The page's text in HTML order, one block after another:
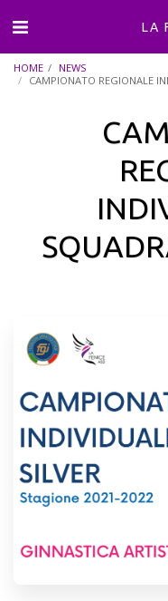
LA
HOME
NEWS
CAMPIONATO REGIONALE